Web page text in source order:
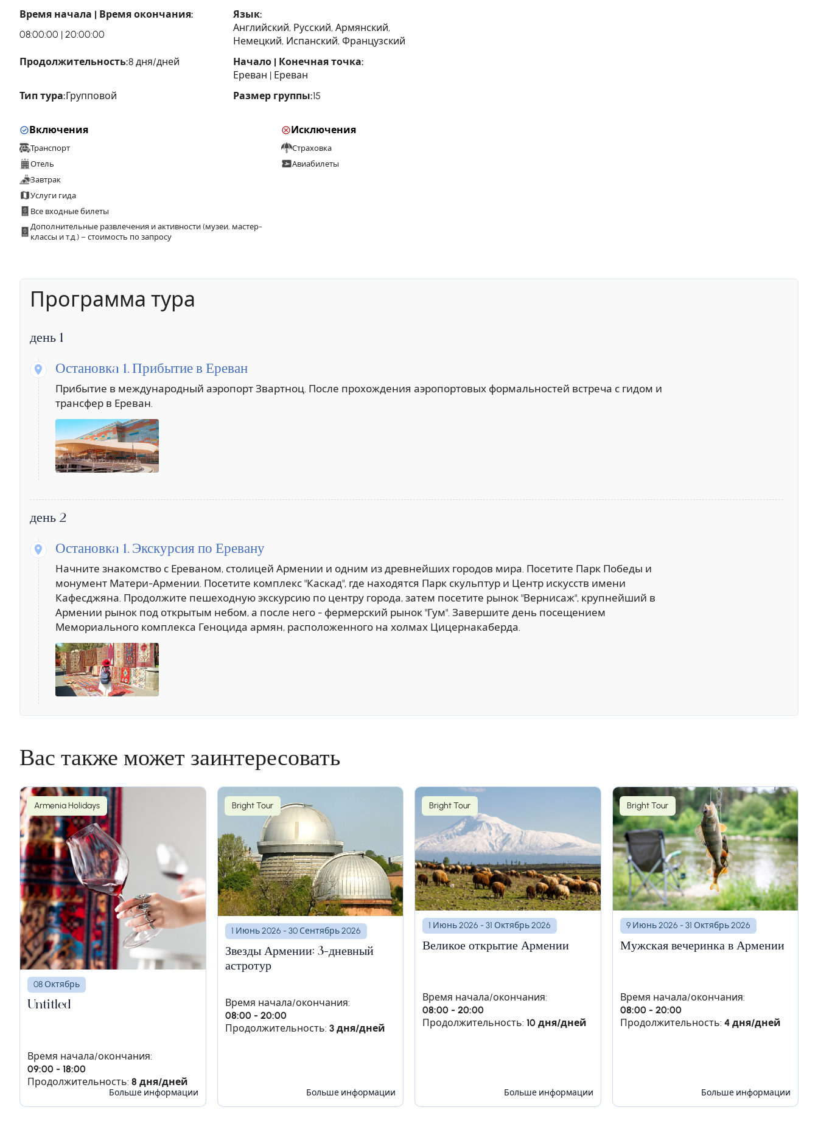
Время начала | Время окончания:
08:00:00 | 20:00:00
Язык:
Английский, Русский, Армянский,
Немецкий, Испанский, Французский
Продолжительность:8 дня/дней
Начало | Конечная точка:
Ереван | Ереван
Тип тура:Групповой Размер группы:15
Включения
Транспорт
Отель
Завтрак
Услуги гида
Все входные билеты
Дополнительные развлечения и активности (музеи, мастер-
классы и т.д.) – стоимость по запросу
Исключения
Страховка
Авиабилеты
Программа тура
день 1
Остановкa 1. Прибытие в Ереван
Прибытие в международный аэропорт Звартноц. После прохождения аэропортовых формальностей встреча с гидом и
трансфер в Ереван.
день 2
Остановкa 1. Экскурсия по Еревану
Начните знакомство с Ереваном, столицей Армении и одним из древнейших городов мира. Посетите Парк Победы и
монумент Матери-Армении. Посетите комплекс "Каскад", где находятся Парк скульптур и Центр искусств имени
Кафесджяна. Продолжите пешеходную экскурсию по центру города, затем посетите рынок "Вернисаж", крупнейший в
Армении рынок под открытым небом, а после него - фермерский рынок "Гум". Завершите день посещением
Мемориального комплекса Геноцида армян, расположенного на холмах Цицернакаберда.
Ереван - Звартноц - Эчмиадзин - Винный завод - Ереван
Поезжайте к руинам собора Звартноц, построенного в VII веке. Затем продолжите поездку в Эчмиадзин -
административный и духовный центр Армянской апостольской церкви. Посетите собор Матери и музей внутри
церкви, где хранятся главные реликвии Армянской Апостольской Церкви. Продолжите поездку в местную
винодельню для дегустации вина. Возвращение в Ереван.
день 4
Остановкa 1.
Поезжайте в южную часть Армении. Посетите монастырь Хор Вирап, откуда открывается захватывающая дух
величина и великолепие горы Арарат. Поезжайте в пещеру птиц Арени-1. После этого проедьте по живописной
верхней части долины Амагу, чтобы посетить монастырь Нораванк. Затем посетите местную семейную винодельню,
Вас также может заинтересовать
Armenia Holidays
08 Октябрь
Untitled
Время начала/окончания:
09:00 - 18:00
Продолжительность: 8 дня/дней
Больше информации
Bright Tour
1 Июнь 2026 - 30 Сентябрь 2026
Звезды Армении: 3-дневный
астротур
Время начала/окончания:
08:00 - 20:00
Продолжительность: 3 дня/дней
Больше информации
Bright Tour
1 Июнь 2026 - 31 Октябрь 2026
Великое открытие Армении
Время начала/окончания:
08:00 - 20:00
Продолжительность: 10 дня/дней
Больше информации
Bright Tour
9 Июнь 2026 - 31 Октябрь 2026
Мужская вечеринка в Армении
Время начала/окончания:
08:00 - 20:00
Продолжительность: 4 дня/дней
Больше информации